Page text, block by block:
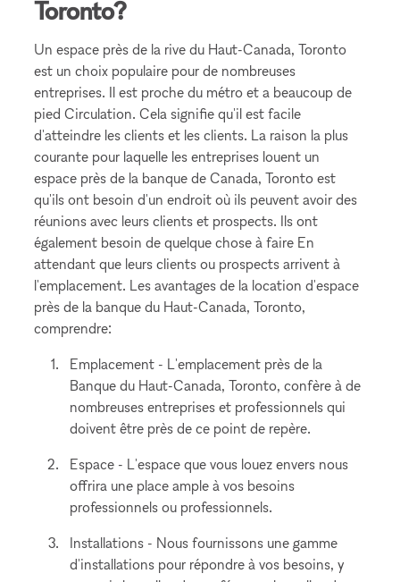
Toronto?
Un espace près de la rive du Haut-Canada, Toronto
est un choix populaire pour de nombreuses
entreprises. Il est proche du métro et a beaucoup de
pied Circulation. Cela signifie qu'il est facile
d'atteindre les clients et les clients. La raison la plus
courante pour laquelle les entreprises louent un
espace près de la banque de Canada, Toronto est
qu'ils ont besoin d'un endroit où ils peuvent avoir des
réunions avec leurs clients et prospects. Ils ont
également besoin de quelque chose à faire En
attendant que leurs clients ou prospects arrivent à
l'emplacement. Les avantages de la location d'espace
près de la banque du Haut-Canada, Toronto,
comprendre:
Emplacement - L'emplacement près de la
Banque du Haut-Canada, Toronto, confère à de
nombreuses entreprises et professionnels qui
doivent être près de ce point de repère.
Espace - L'espace que vous louez envers nous
offrira une place ample à vos besoins
professionnels ou professionnels.
Installations - Nous fournissons une gamme
d'installations pour répondre à vos besoins, y